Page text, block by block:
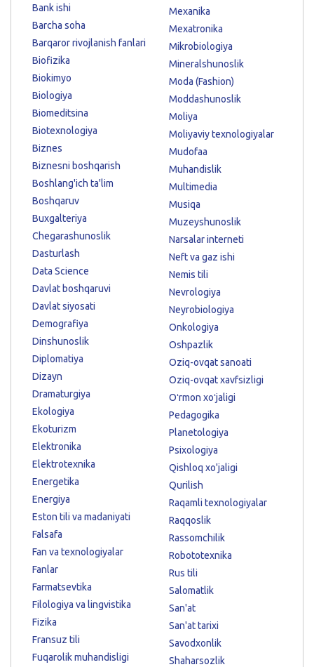
Bank ishi
Barcha soha
Barqaror rivojlanish fanlari
Biofizika
Biokimyo
Biologiya
Biomeditsina
Biotexnologiya
Biznes
Biznesni boshqarish
Boshlang'ich ta'lim
Boshqaruv
Buxgalteriya
Chegarashunoslik
Dasturlash
Data Science
Davlat boshqaruvi
Davlat siyosati
Demografiya
Dinshunoslik
Diplomatiya
Dizayn
Dramaturgiya
Ekologiya
Ekoturizm
Elektronika
Elektrotexnika
Energetika
Energiya
Eston tili va madaniyati
Falsafa
Fan va texnologiyalar
Fanlar
Farmatsevtika
Filologiya va lingvistika
Fizika
Fransuz tili
Fuqarolik muhandisligi
Mexanika
Mexatronika
Mikrobiologiya
Mineralshunoslik
Moda (Fashion)
Moddashunoslik
Moliya
Moliyaviy texnologiyalar
Mudofaa
Muhandislik
Multimedia
Musiqa
Muzeyshunoslik
Narsalar interneti
Neft va gaz ishi
Nemis tili
Nevrologiya
Neyrobiologiya
Onkologiya
Oshpazlik
Oziq-ovqat sanoati
Oziq-ovqat xavfsizligi
Oʻrmon xoʻjaligi
Pedagogika
Planetologiya
Psixologiya
Qishloq xo'jaligi
Qurilish
Raqamli texnologiyalar
Raqqoslik
Rassomchilik
Robototexnika
Rus tili
Salomatlik
San'at
San'at tarixi
Savodxonlik
Shaharsozlik